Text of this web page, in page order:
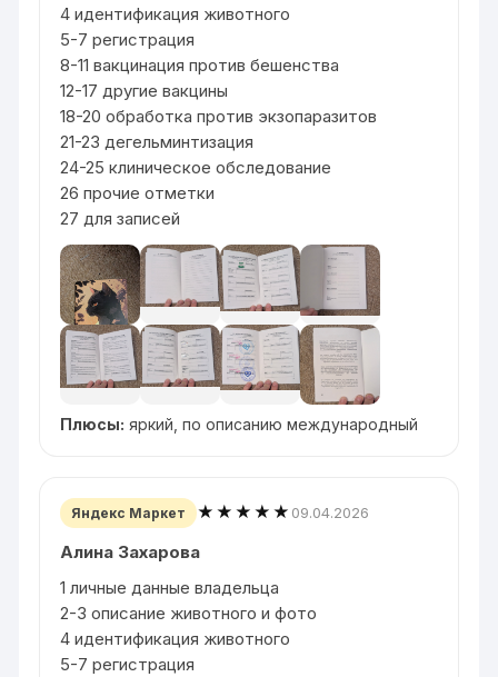
4 идентификация животного
5-7 регистрация
8-11 вакцинация против бешенства
12-17 другие вакцины
18-20 обработка против экзопаразитов
21-23 дегельминтизация
24-25 клиническое обследование
26 прочие отметки
27 для записей
Плюсы: яркий, по описанию международный
Яндекс Маркет ★★★★★ 09.04.2026
Алина Захарова
1 личные данные владельца
2-3 описание животного и фото
4 идентификация животного
5-7 регистрация